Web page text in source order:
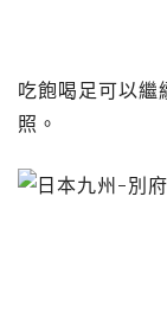
吃飽喝足可以繼
照。